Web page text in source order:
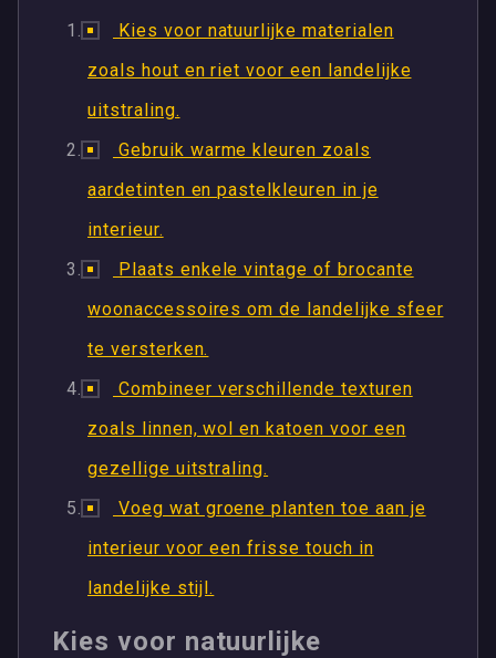
Kies voor natuurlijke materialen
zoals hout en riet voor een landelijke
uitstraling.
Gebruik warme kleuren zoals
aardetinten en pastelkleuren in je
interieur.
Plaats enkele vintage of brocante
woonaccessoires om de landelijke sfeer
te versterken.
Combineer verschillende texturen
zoals linnen, wol en katoen voor een
gezellige uitstraling.
Voeg wat groene planten toe aan je
interieur voor een frisse touch in
landelijke stijl.
Kies voor natuurlijke